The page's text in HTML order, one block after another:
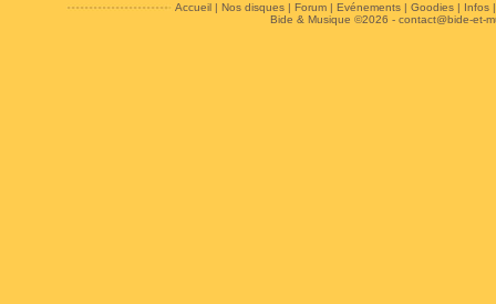
Accueil| Nos disques| Forum| Evénements| Goodies| Infos
Bide & Musique ©2026 - contact@bide-et-